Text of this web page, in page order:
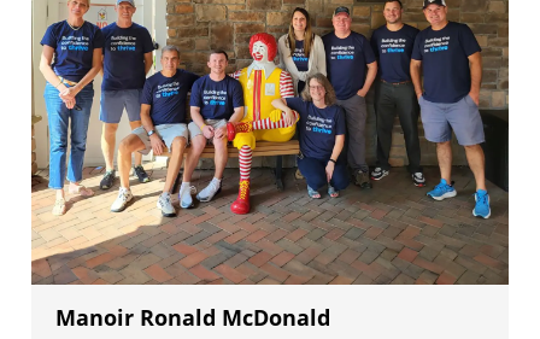
Manoir Ronald McDonald